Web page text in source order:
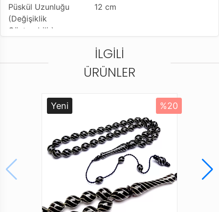
Püskül Uzunluğu
(Değişiklik
Gösterebilir)
12 cm
8 Ayar Altın işleme
Özel Altın Kaplamalı Gümüş
Kamçı
Tesbihi Çekme Özelliği
Çiftli Çekime Uygun
Dizildiği Malzeme
Standart Tesbih İpi
Gönderim Şekli
Özel Dayanıklı Tesbih Kutusu
ve Karton Taşıma Çantası
Ürün Açıklaması
* Oltu Taşı Yöremiz Erzurum Oltu İlçesinin kuzey
doğusunda, Yer altından sadece el emeği ile bin bir
güçlükle yaklaşık 300-400 metre yer altından
çıkarılmaktadır. Doğal Fosil yapısına sahip olan Oltu
İLGILI
ÜRÜNLER
Yeni %20